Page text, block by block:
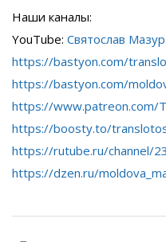
Наши каналы:
YouTube: Святослав
https://bastyon.com/
https://bastyon.com/
https://www.patreon.com/
https://boosty.to/
https://rutube.ru/channel/
https://dzen.ru/